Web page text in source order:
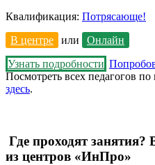
Квалификация: Потрясающе!
В центре
или
Онлайн
Узнать подробности
Посмотреть всех педагогов
здесь.
Где проходят занятия?
из центров «ИнПро»